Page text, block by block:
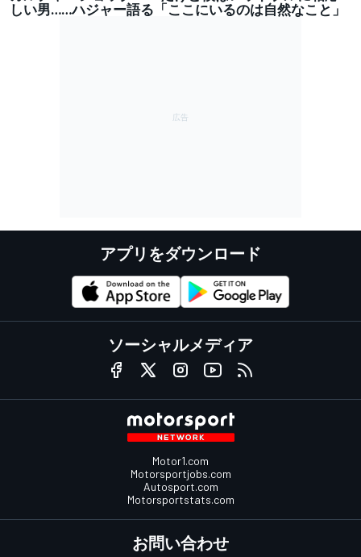
しい男……ハジャー語る「ここにいるのは自然なこと」
アプリをダウンロード
ソーシャルメディア
Motor1.com
Motorsportjobs.com
Autosport.com
Motorsportstats.com
お問い合わせ